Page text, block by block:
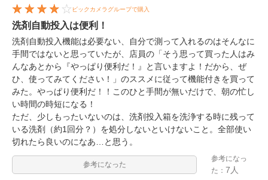
ビックカメラグループで購入
洗剤自動投入は便利！
洗剤自動投入機能は必要ない、自分で測って入れるのはそんなに
手間ではないと思っていたが、店員の「そう思って買った人はみ
んなあとから『やっぱり便利だ！』と言いますよ！だから、ぜ
ひ、使ってみてください！」のススメに従って機能付きを買って
みた。やっぱり便利だ！！このひと手間が無いだけで、朝の忙し
い時間の時短になる！
ただ、少しもったいないのは、洗剤投入箱を洗浄する時に残って
いる洗剤（約1回分？）を処分しないといけないこと。全部使い
切れたら良いのになあ…と思う。
参考になった
参考になっ
た：7人